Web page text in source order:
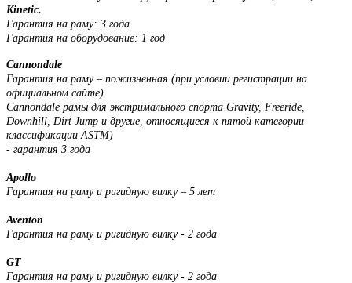
Kinetic.
Гарантия на раму: 3 года
Гарантия на оборудование: 1 год
Cannondale
Гарантия на раму – пожизненная (при условии регистрации на
официальном сайте)
Cannondale рамы для экстримального спорта Gravity, Freeride,
Downhill, Dirt Jump и другие, относящиеся к пятой категории
классификации ASTM)
- гарантия 3 года
Apollo
Гарантия на раму и ригидную вилку – 5 лет
Aventon
Гарантия на раму и ригидную вилку - 2 года
GT
Гарантия на раму и ригидную вилку - 2 года